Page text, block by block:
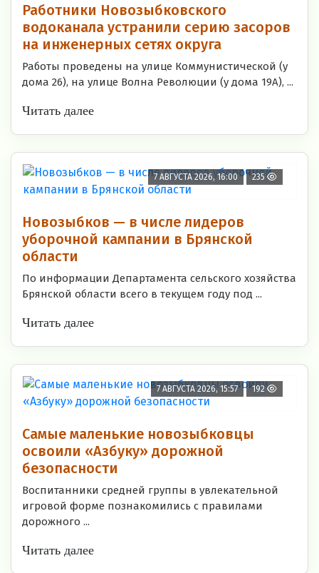
Работники Новозыбковского
водоканала устранили серию засоров
на инженерных сетях округа
Работы проведены на улице Коммунистической (у
дома 26), на улице Волна Революции (у дома 19А), ...
Читать далее
7 АВГУСТА 2026, 16:00 235
Новозыбков — в числе лидеров
уборочной кампании в Брянской
области
По информации Департамента сельского хозяйства
Брянской области всего в текущем году под ...
Читать далее
7 АВГУСТА 2026, 15:57 192
Самые маленькие новозыбковцы
освоили «Азбуку» дорожной
безопасности
Воспитанники средней группы в увлекательной
игровой форме познакомились с правилами
дорожного ...
Читать далее